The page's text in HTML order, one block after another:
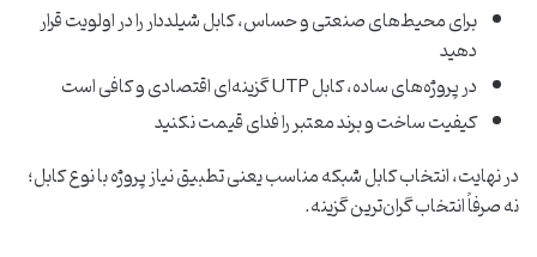
برای محیط‌های صنعتی و حساس، کابل شیلددار را در اولویت قرار
دهید
در پروژه‌های ساده، کابل UTP گزینه‌ای اقتصادی و کافی است
کیفیت ساخت و برند معتبر را فدای قیمت نکنید
در نهایت، انتخاب کابل شبکه مناسب یعنی تطبیق نیاز پروژه با نوع کابل؛
نه صرفاً انتخاب گران‌ترین گزینه.